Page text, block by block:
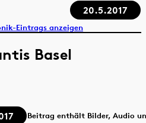
20.5.2017
Eintrags anzeigen
Basel
Beitrag enthält Bilder, Audio